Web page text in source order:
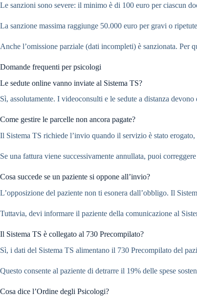
Le sanzioni sono severe: il minimo è di 100 euro per ciascun
La sanzione massima raggiunge 50.000 euro per gravi o
Anche l’omissione parziale (dati incompleti) è sanzionata. Per
Domande frequenti per psicologi
Le sedute online vanno inviate al Sistema TS?
Sì, assolutamente. I videoconsulti e le sedute a distanza
Come gestire le parcelle non ancora pagate?
Il Sistema TS richiede l’invio quando il servizio è stato
Se una fattura viene successivamente annullata, puoi
Cosa succede se un paziente si oppone all’invio?
L’opposizione del paziente non ti esonera dall’obbligo. Il
Tuttavia, devi informare il paziente della comunicazione al
Il Sistema TS è collegato al 730 Precompilato?
Sì, i dati del Sistema TS alimentano il 730 Precompilato del
Questo consente al paziente di detrarre il 19% delle spese
Cosa dice l’Ordine degli Psicologi?